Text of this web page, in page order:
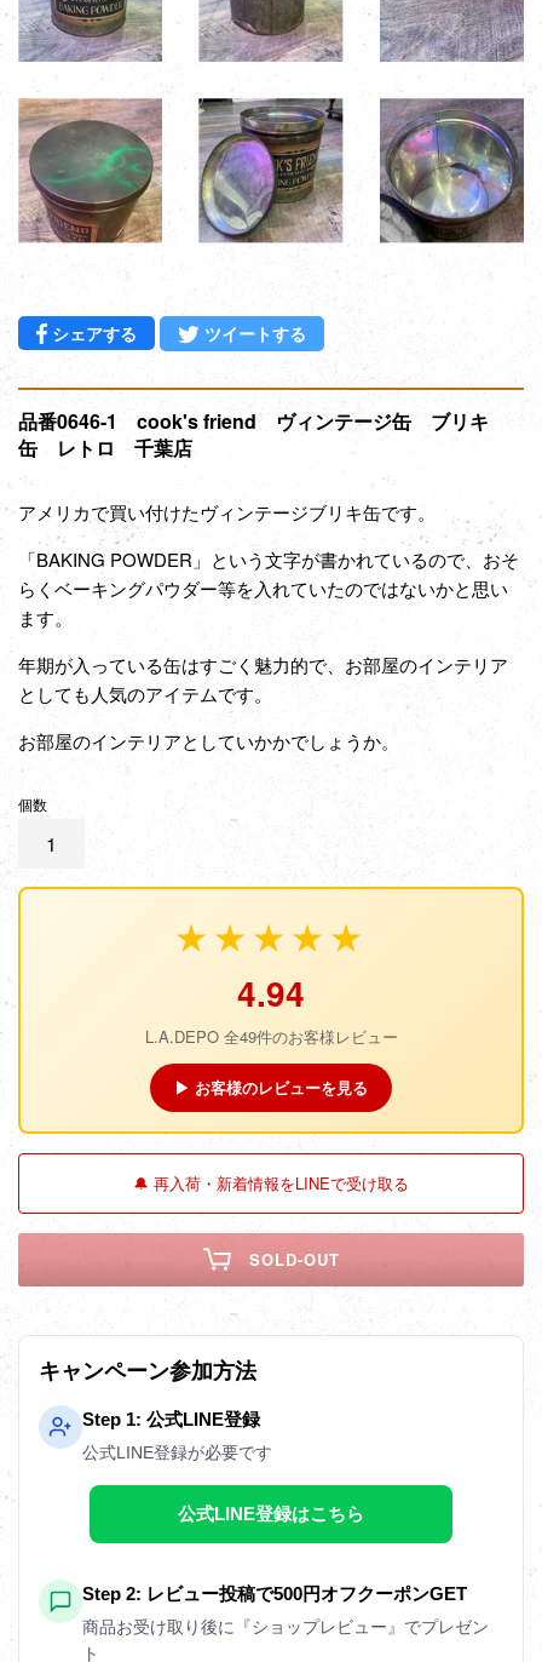
シェアする Facebookでシェアする
ツイートする
品番0646-1 cook's friend ヴィンテージ缶 ブリキ
缶 レトロ 千葉店
アメリカで買い付けたヴィンテージブリキ缶です。
「BAKING POWDER」という文字が書かれているので、おそ
らくベーキングパウダー等を入れていたのではないかと思い
ます。
年期が入っている缶はすごく魅力的で、お部屋のインテリア
としても人気のアイテムです。
お部屋のインテリアとしていかかでしょうか。
個数
★★★★★
4.94
L.A.DEPO 全49件のお客様レビュー
▶ お客様のレビューを見る
🔔 再入荷・新着情報をLINEで受け取る
SOLD-OUT
キャンペーン参加方法
Step 1: 公式LINE登録
公式LINE登録が必要です
公式LINE登録はこちら
Step 2: レビュー投稿で500円オフクーポンGET
商品お受け取り後に『ショップレビュー』でプレゼン
ト